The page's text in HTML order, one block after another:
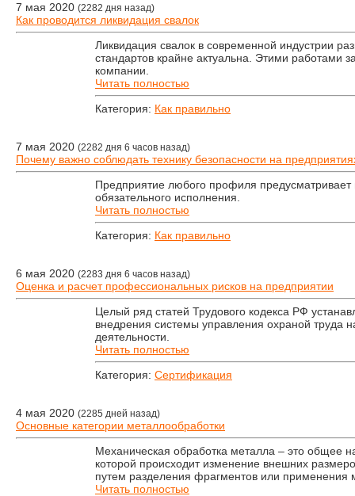
7 мая 2020 (2282 дня назад)
Как проводится ликвидация свалок
Ликвидация свалок в современной индустрии
стандартов крайне актуальна. Этими работами
компании.
Читать полностью
Категория: Как правильно
7 мая 2020 (2282 дня 6 часов назад)
Почему важно соблюдать технику безопасности на
Предприятие любого профиля предусматривает
обязательного исполнения.
Читать полностью
Категория: Как правильно
6 мая 2020 (2283 дня 6 часов назад)
Оценка и расчет профессиональных рисков на предприятии
Целый ряд статей Трудового кодекса РФ
внедрения системы управления охраной труда
деятельности.
Читать полностью
Категория: Сертификация
4 мая 2020 (2285 дней назад)
Основные категории металлообработки
Механическая обработка металла – это общее
которой происходит изменение внешних
путем разделения фрагментов или применения
Читать полностью